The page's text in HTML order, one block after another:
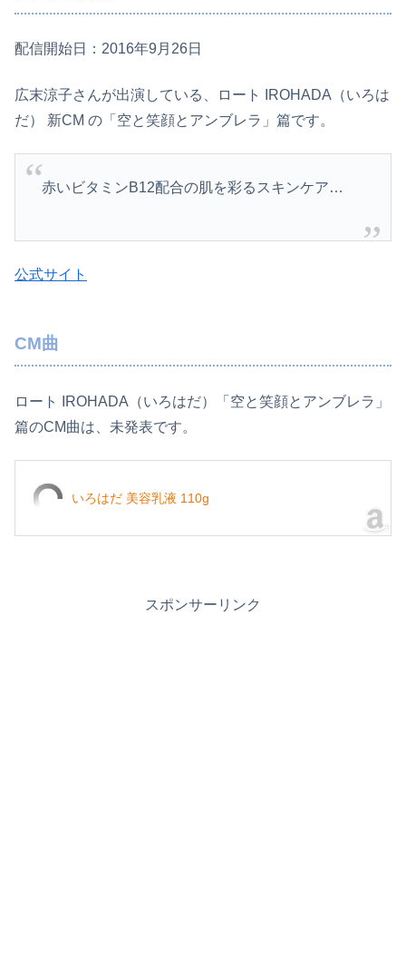
配信開始日：2016年9月26日
広末涼子さんが出演している、ロート IROHADA（いろは
だ） 新CM の「空と笑顔とアンブレラ」篇です。
赤いビタミンB12配合の肌を彩るスキンケア…
公式サイト
CM曲
ロート IROHADA（いろはだ）「空と笑顔とアンブレラ」
篇のCM曲は、未発表です。
いろはだ 美容乳液 110g
スポンサーリンク